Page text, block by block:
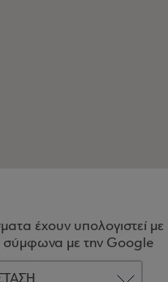
έχουν υπολογιστεί με
σύμφωνα με την Google